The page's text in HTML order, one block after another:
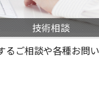
技術相談
るご相談や各種お問